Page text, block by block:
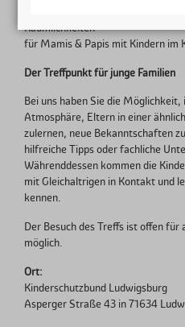
Räumlichkeiten
für Mamis & Papis mit Kindern im
Der Treffpunkt für junge Familien
Bei uns haben Sie die
Atmosphäre, Eltern in einer
zulernen, neue Bekanntschaften
hilfreiche Tipps oder fachliche
Währenddessen kommen die
mit Gleichaltrigen in Kontakt und
kennen.
Der Besuch des Treffs ist offen für
möglich.
Ort:
Kinderschutzbund Ludwigsburg
Asperger Straße 43 in 71634